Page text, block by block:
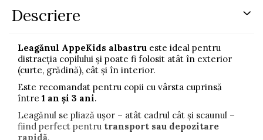
Descriere
Leagănul AppeKids albastru este ideal pentru
distracția copilului și poate fi folosit atât în exterior
(curte, grădină), cât și în interior.
Este recomandat pentru copii cu vârsta cuprinsă
între 1 an și 3 ani.
Leagănul se pliază ușor – atât cadrul cât și scaunul –
fiind perfect pentru transport sau depozitare
rapidă.